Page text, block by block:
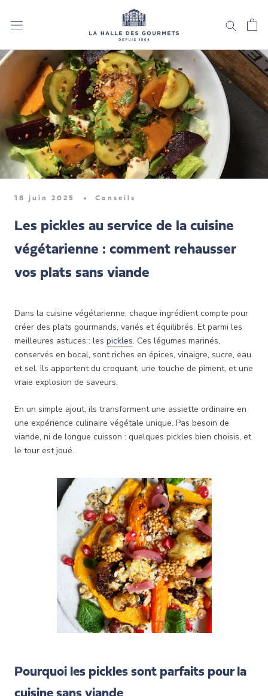
18 juin 2025 Conseils
Les pickles au service de la cuisine
végétarienne : comment rehausser
vos plats sans viande
Dans la cuisine végétarienne, chaque ingrédient compte pour
créer des plats gourmands, variés et équilibrés. Et parmi les
meilleures astuces : les pickles. Ces légumes marinés,
conservés en bocal, sont riches en épices, vinaigre, sucre, eau
et sel. Ils apportent du croquant, une touche de piment, et une
vraie explosion de saveurs.
En un simple ajout, ils transforment une assiette ordinaire en
une expérience culinaire végétale unique. Pas besoin de
viande, ni de longue cuisson : quelques pickles bien choisis, et
le tour est joué.
Pourquoi les pickles sont parfaits pour la